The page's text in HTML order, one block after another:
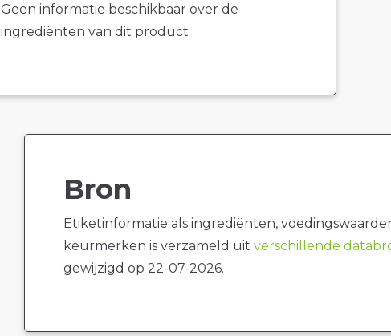
Geen informatie beschikbaar over de
ingrediënten van dit product
Bron
Etiketinformatie als ingrediënten,
keurmerken is verzameld uit verschillende
gewijzigd op 22-07-2026.